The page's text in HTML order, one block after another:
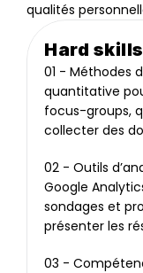
qualités
Hard skills
01 - Méthodes
quantitative
focus-groups,
collecter des
02 - Outils
Google
sondages et
présenter les
03 -